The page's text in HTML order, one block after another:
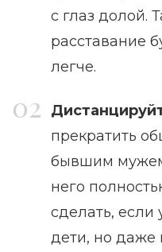
с глаз долой.
расставание
легче.
Дистанцир
прекратить
бывшим
него
сделать, если
дети, но даже